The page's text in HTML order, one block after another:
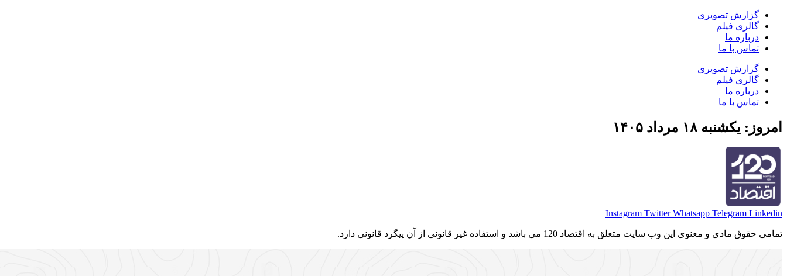
گزارش تصویری
گالری فیلم
درباره ما
تماس با ما
گزارش تصویری
گالری فیلم
درباره ما
تماس با ما
امروز: یکشنبه ۱۸ مرداد ۱۴۰۵
Instagram Twitter Whatsapp Telegram Linkedin
تمامی حقوق مادی و معنوی این وب سایت متعلق به اقتصاد 120 می باشد و استفاده غیر قانونی از آن پیگرد قانونی دارد.